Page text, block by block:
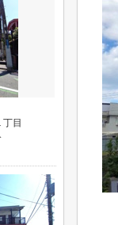
目